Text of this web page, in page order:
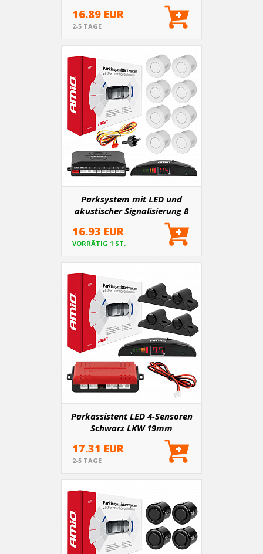
16.89 EUR
2-5 TAGE
Parksystem mit LED und
akustischer Signalisierung 8
weiße Sensoren (vorne +
hinten)
16.93 EUR
VORRÄTIG 1 ST.
Parkassistent LED 4-Sensoren
Schwarz LKW 19mm
17.31 EUR
2-5 TAGE